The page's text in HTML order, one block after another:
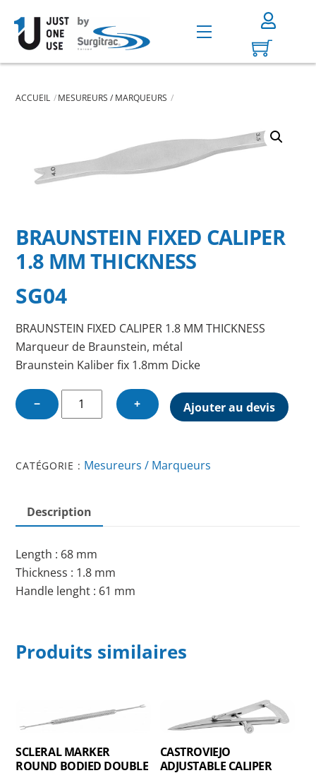
content
Menu
ACCUEIL MESUREURS / MARQUEURS
BRAUNSTEIN FIXED CALIPER
1.8 MM THICKNESS
SG04
BRAUNSTEIN FIXED CALIPER 1.8 MM THICKNESS
Marqueur de Braunstein, métal
Braunstein Kaliber fix 1.8mm Dicke
−
quantité
de
CALIPER
MM
THICKNESS
+ Ajouter au devis
CATÉGORIE : Mesureurs / Marqueurs
Description
Length : 68 mm
Thickness : 1.8 mm
Handle lenght : 61 mm
Produits similaires
SCLERAL MARKER
ROUND BODIED DOUBLE
CASTROVIEJO
ADJUSTABLE CALIPER